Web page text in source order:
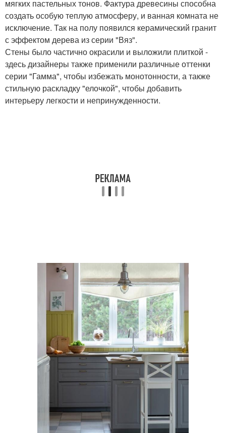
мягких пастельных тонов. Фактура древесины способна
создать особую теплую атмосферу, и ванная комната не
исключение. Так на полу появился керамический гранит
с эффектом дерева из серии "Вяз".
Стены было частично окрасили и выложили плиткой -
здесь дизайнеры также применили различные оттенки
серии "Гамма", чтобы избежать монотонности, а также
стильную раскладку "елочкой", чтобы добавить
интерьеру легкости и непринужденности.